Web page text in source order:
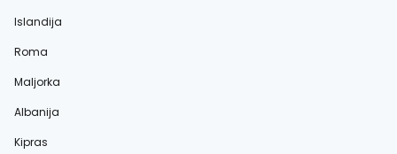
Islandija
Roma
Maljorka
Albanija
Kipras